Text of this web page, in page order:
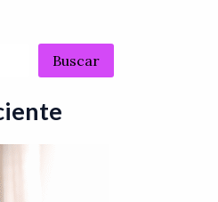
Buscar